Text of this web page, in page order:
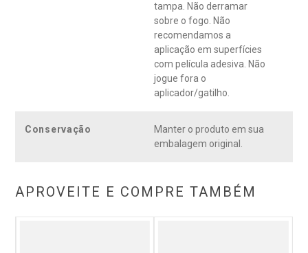
tampa. Não derramar
sobre o fogo. Não
recomendamos a
aplicação em superfícies
com película adesiva. Não
jogue fora o
aplicador/gatilho.
Conservação
Manter o produto em sua
embalagem original.
APROVEITE E COMPRE TAMBÉM